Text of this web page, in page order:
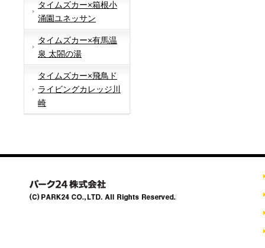
タイムズカー×箱根小
涌園ユネッサン
タイムズカー×有馬温
泉 太閤の湯
タイムズカー×飛鳥ド
ライビングカレッジ川
崎